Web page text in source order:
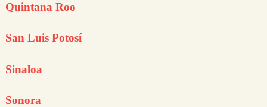
Quintana Roo
San Luis Potosí
Sinaloa
Sonora